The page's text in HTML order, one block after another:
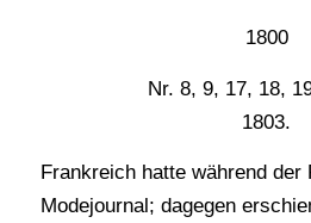
1800
Nr. 8, 9, 17, 18,
1803.
Frankreich hatte während der
Modejournal; dagegen